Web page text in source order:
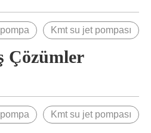
Kmt su jet pompası
Çözümler
Kmt su jet pompası